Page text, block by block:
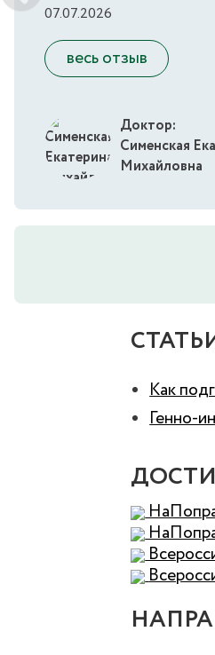
07.07.2026
весь отзыв
Доктор:
Сименская
Михайловна
Как
Генно-